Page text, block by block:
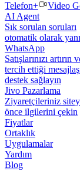
Telefon+
Video
AI Agent
Sık sorulan soruları
otomatik olarak
WhatsApp
Satışlarınızı
tercih ettiği
destek sağlayın
Jivo Pazarlama
Ziyaretçileriniz
önce ilgilerini çekin
Fiyatlar
Ortaklık
Uygulamalar
Yardım
Blog